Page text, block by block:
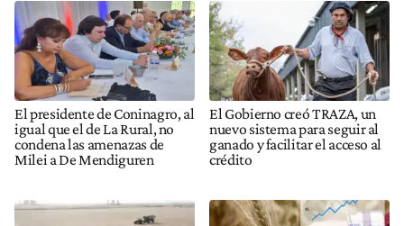
El presidente de Coninagro, al
igual que el de La Rural, no
condena las amenazas de
Milei a De Mendiguren
El Gobierno creó TRAZA, un
nuevo sistema para seguir al
ganado y facilitar el acceso al
crédito